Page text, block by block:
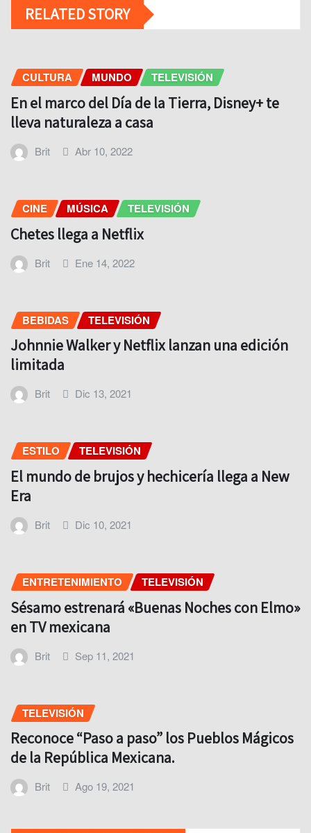
RELATED STORY
CULTURA MUNDO TELEVISIÓN
En el marco del Día de la Tierra, Disney+ te
lleva naturaleza a casa
Brit Abr 10, 2022
CINE MÚSICA TELEVISIÓN
Chetes llega a Netflix
Brit Ene 14, 2022
BEBIDAS TELEVISIÓN
Johnnie Walker y Netflix lanzan una edición
limitada
Brit Dic 13, 2021
ESTILO TELEVISIÓN
El mundo de brujos y hechicería llega a New
Era
Brit Dic 10, 2021
ENTRETENIMIENTO TELEVISIÓN
Sésamo estrenará «Buenas Noches con Elmo»
en TV mexicana
Brit Sep 11, 2021
TELEVISIÓN
Reconoce “Paso a paso” los Pueblos Mágicos
de la República Mexicana.
Brit Ago 19, 2021